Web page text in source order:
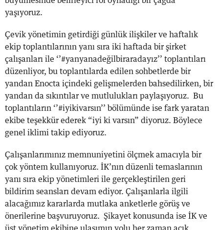
yaşıyoruz.
Çevik yönetimin getirdiği günlük ilişkiler ve haftalık
ekip toplantılarının yanı sıra iki haftada bir şirket
çalışanları ile ‘’#yanyanadeğilbiraradayız’’ toplantıları
düzenliyor, bu toplantılarda edilen sohbetlerde bir
yandan Enocta içindeki gelişmelerden bahsedilirken, bir
yandan da sıkıntılar ve mutlulukları paylaşıyoruz. Bu
toplantıların ‘’#iyikivarsın’’ bölümünde ise fark yaratan
ekibe teşekkür ederek “iyi ki varsın” diyoruz. Böylece
genel iklimi takip ediyoruz.
Çalışanlarımınız memnuniyetini ölçmek amacıyla bir
çok yöntem kullanıyoruz. İK’nın düzenli temaslarının
yanı sıra ekip yönetimleri ile gerçekleştirilen geri
bildirim seansları devam ediyor. Çalışanlarla ilgili
alacağımız kararlarda mutlaka anketlerle görüş ve
önerilerine başvuruyoruz. Şikayet konusunda ise İK ve